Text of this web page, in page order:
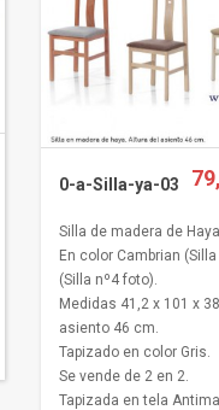
0-a-Silla-ya-03
Silla de madera de Haya.
En color Cambrian
(Silla nº4 foto).
Medidas 41,2 x 101 x
asiento 46 cm.
Tapizado en color Gris.
Se vende de 2 en 2.
Tapizada en tela